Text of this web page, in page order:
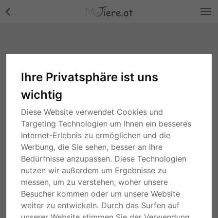
Ihre Privatsphäre ist uns
wichtig
Diese Website verwendet Cookies und
Targeting Technologien um Ihnen ein besseres
Internet-Erlebnis zu ermöglichen und die
Werbung, die Sie sehen, besser an Ihre
Bedürfnisse anzupassen. Diese Technologien
nutzen wir außerdem um Ergebnisse zu
messen, um zu verstehen, woher unsere
Besucher kommen oder um unsere Website
weiter zu entwickeln. Durch das Surfen auf
Egal Jungtier - Kater
Wien vor 4 Jahren
gratis
Beschreibung Details
Ich suche 2 Katzen am besten Geschwister die auch gerne Mal
im Garten bzw in der Gegend herum spazieren.
Hauptsächlich brauche ich die Katzen um Mäuse zu fangen,